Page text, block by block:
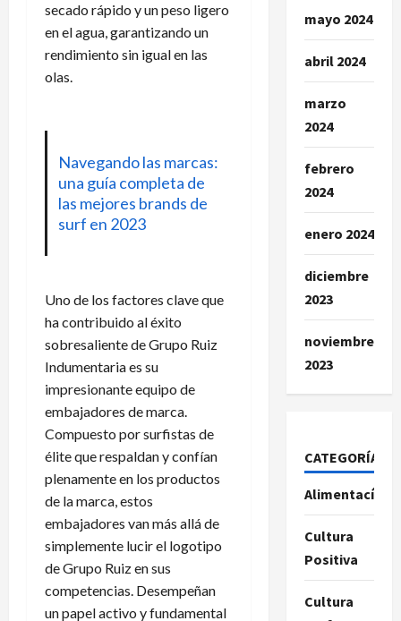
secado rápido y un peso ligero
en el agua, garantizando un
rendimiento sin igual en las
olas.
Navegando las marcas:
una guía completa de
las mejores brands de
surf en 2023
Uno de los factores clave que
ha contribuido al éxito
sobresaliente de Grupo Ruiz
Indumentaria es su
impresionante equipo de
embajadores de marca.
Compuesto por surfistas de
élite que respaldan y confían
plenamente en los productos
de la marca, estos
embajadores van más allá de
simplemente lucir el logotipo
de Grupo Ruiz en sus
competencias. Desempeñan
un papel activo y fundamental
mayo 2024
abril 2024
marzo
2024
febrero
2024
enero 2024
diciembre
2023
noviembre
2023
CATEGORÍAS
Alimentacíon
Cultura
Positiva
Cultura